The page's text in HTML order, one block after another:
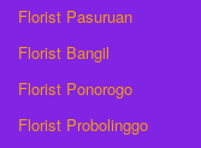
Florist Pasuruan
Florist Bangil
Florist Ponorogo
Florist Probolinggo